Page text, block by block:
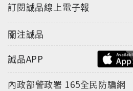
訂閱誠品線上電子報
關注誠品
誠品APP
內政部警政署 165全民防騙網